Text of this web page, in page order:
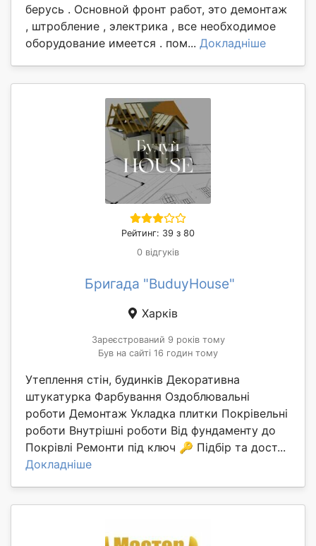
берусь . Основной фронт работ, это демонтаж
, штробление , электрика , все необходимое
оборудование имеется . пом... Докладніше
Рейтинг: 39 з 80
0 відгуків
Бригада "BuduyHouse"
Харків
Зареєстрований 9 років тому
Був на сайті 16 годин тому
Утеплення стін, будинків Декоративна
штукатурка Фарбування Оздоблювальні
роботи Демонтаж Укладка плитки Покрівельні
роботи Внутрішні роботи Від фундаменту до
Покрівлі Ремонти під ключ 🔑 Підбір та дост...
Докладніше